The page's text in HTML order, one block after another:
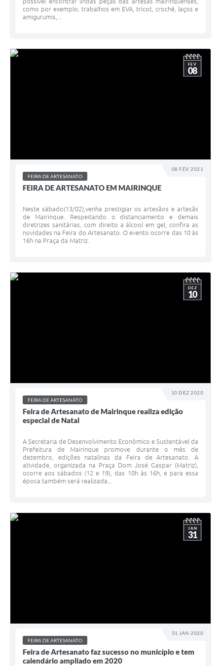
como por exemplo, trabalhos em EVA, tricot, crochê, laços e
amigurumis,...
08 FEV 2021
FEV
08
FEIRA DE ARTESANATO
FEIRA DE ARTESANATO EM MAIRINQUE
Neste sábado(13/02),venha prestigiar os artesãos e artesãs
de Mairinque. Respeitando o distanciamento e demais
diretrizes sanitárias, com direito a álcool em gel, confira as
novidades na Feira do Artesanato. O evento ocorre das 10 às
16h na Praça da Matriz.
10 DEZ 2020
DEZ
10
FEIRA DE ARTESANATO
Feira de Artesanato de Mairinque realiza edição
especial de Natal
A Secretaria de Desenvolvimento Econômico e Sustentável da
Prefeitura de Mairinque promove durante o mês de
dezembro, edições natalinas da Feira de Artesanato. A
atividade, organizada na Praça Dom José Gaspar (Matriz),
ocorre aos sábados (12 e 19), das 10h às 16h, e para essa
época também será realizada...
31 JAN 2020
JAN
31
FEIRA DE ARTESANATO
Feira de Artesanato faz sucesso no município e tem
calendário ampliado em 2020